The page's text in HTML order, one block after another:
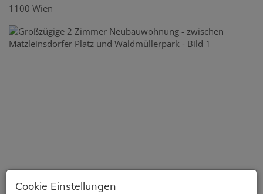
1100 Wien
Cookie Einstellungen